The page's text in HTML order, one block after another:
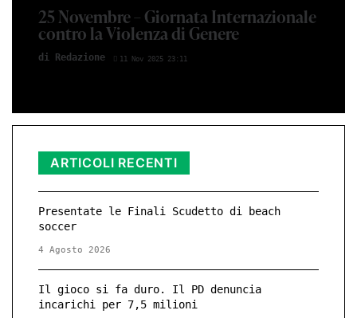
25 Novembre – Giornata Internazionale
contro la Violenza di Genere
di Redazione 11 Nov 2025 23:11
ARTICOLI RECENTI
Presentate le Finali Scudetto di beach
soccer
4 Agosto 2026
Il gioco si fa duro. Il PD denuncia
incarichi per 7,5 milioni